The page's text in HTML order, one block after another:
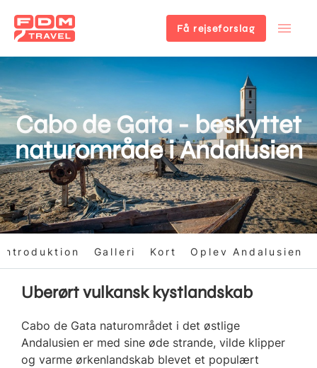
til
hovedindhold
Få rejseforslag
Cabo de Gata - beskyttet
naturområde i Andalusien
Introduktion Galleri Kort Oplev Andalusien
Uberørt vulkansk kystlandskab
Cabo de Gata naturområdet i det østlige
Andalusien er med sine øde strande, vilde klipper
og varme ørkenlandskab blevet et populært